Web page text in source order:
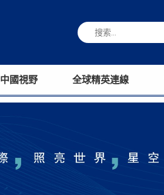
中國視野 全球精英連線